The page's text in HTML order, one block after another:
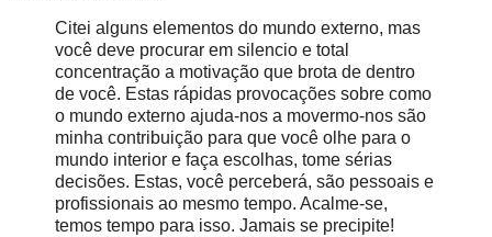
Citei alguns elementos do mundo externo, mas
você deve procurar em silencio e total
concentração a motivação que brota de dentro
de você. Estas rápidas provocações sobre como
o mundo externo ajuda-nos a movermo-nos são
minha contribuição para que você olhe para o
mundo interior e faça escolhas, tome sérias
decisões. Estas, você perceberá, são pessoais e
profissionais ao mesmo tempo. Acalme-se,
temos tempo para isso. Jamais se precipite!